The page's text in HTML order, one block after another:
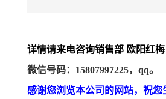
详情请来电咨询销售部 欧阳红梅
微信号码： 15807997225，qq。
感谢您浏览本公司的网站，祝您